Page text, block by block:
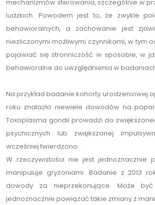
mechanizmów sterowania, szczególnie w
ludzkich. Powodem jest to, że zwykle
behawioralnych, a zachowanie jest
niezliczonymi możliwymi czynnikami, w tym
pojawiać się stronniczość w sposobie, w
behawioralne do uwzględnienia w
Na przykład badanie kohorty urodzeniowej
roku znalazło niewiele dowodów na
Toxoplasma gondii prowadzi do
psychicznych lub zwiększonej
wcześniej twierdzono.
W rzeczywistości nie jest jednoznacznie
manipuluje gryzoniami. Badanie z 2013
dowody za nieprzekonujące. Może
jednoznacznie powiązać takie zmiany z